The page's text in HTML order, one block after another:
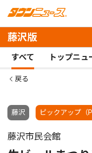
藤沢版
すべて トップニュ
戻る
藤沢 ピックアップ（
藤沢市民会館